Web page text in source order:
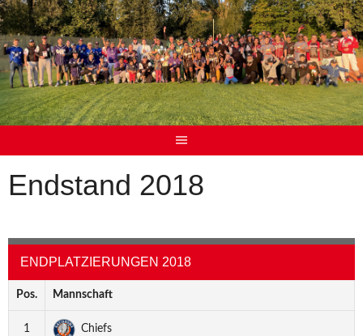
Endstand 2018
ENDPLATZIERUNGEN 2018
Pos. Mannschaft
1 Chiefs